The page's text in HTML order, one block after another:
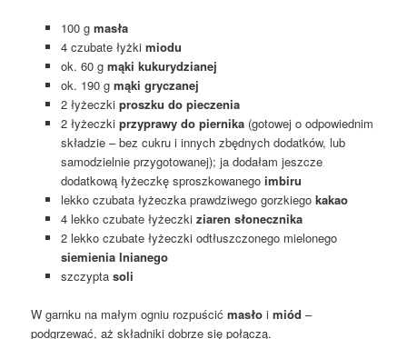
100 g masła
4 czubate łyżki miodu
ok. 60 g mąki kukurydzianej
ok. 190 g mąki gryczanej
2 łyżeczki proszku do pieczenia
2 łyżeczki przyprawy do piernika(gotowej o odpowiednim
składzie – bez cukru i innych zbędnych dodatków, lub
samodzielnie przygotowanej); ja dodałam jeszcze
dodatkową łyżeczkę sproszkowanegoimbiru
lekko czubata łyżeczka prawdziwego gorzkiegokakao
4 lekko czubate łyżeczki ziaren słonecznika
2 lekko czubate łyżeczki odtłuszczonego mielonego
siemienia lnianego
szczypta soli
W garnku na małym ogniu rozpuścićmasło imiód –
podgrzewać, aż składniki dobrze się połączą.